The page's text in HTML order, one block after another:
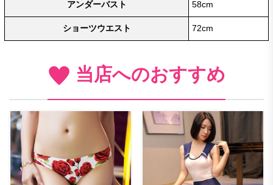
アンダーバスト 58cm
ショーツウエスト 72cm
当店へのおすすめ